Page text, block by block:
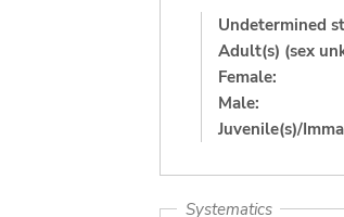
Undetermined
Adult(s) (sex
Female:
Male:
Juvenile(s)/
Systematics